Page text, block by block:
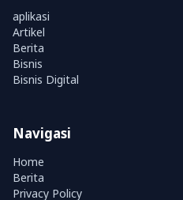
aplikasi
Artikel
Berita
Bisnis
Bisnis Digital
Navigasi
Home
Berita
Privacy Policy